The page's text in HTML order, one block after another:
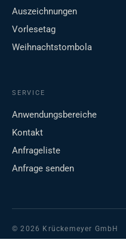
Auszeichnungen
Vorlesetag
Weihnachtstombola
SERVICE
Anwendungsbereiche
Kontakt
Anfrageliste
Anfrage senden
© 2026 Krückemeyer GmbH